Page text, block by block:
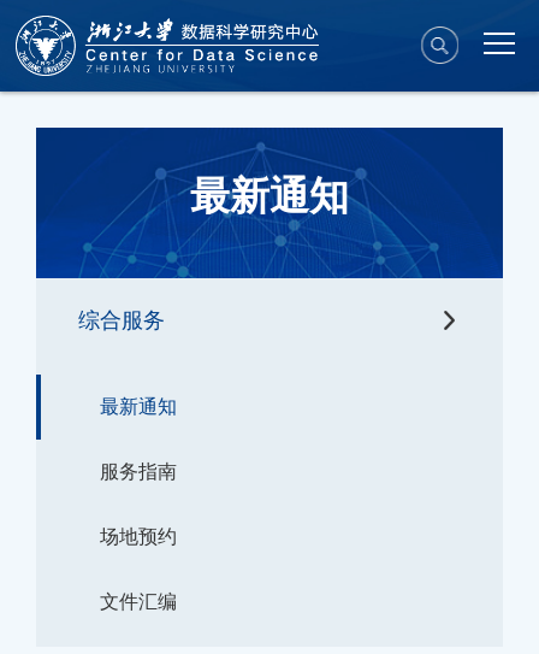
最新通知
综合服务
最新通知
服务指南
场地预约
文件汇编